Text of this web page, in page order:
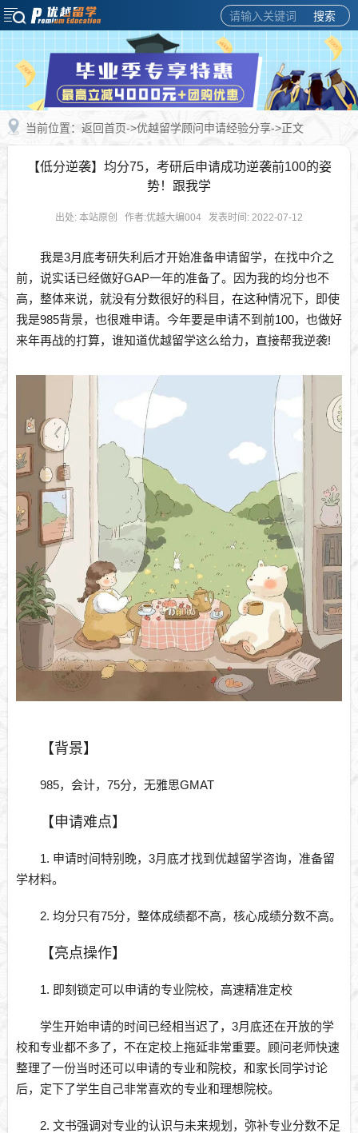
搜索
当前位置： 返回首页->优越留学顾问申请经验分享->正文
【低分逆袭】均分75，考研后申请成功逆袭前100的姿
势！跟我学
出处: 本站原创 作者:优越大编004 发表时间: 2022-07-12
我是3月底考研失利后才开始准备申请留学，在找中介之
前，说实话已经做好GAP一年的准备了。因为我的均分也不
高，整体来说，就没有分数很好的科目，在这种情况下，即使
我是985背景，也很难申请。今年要是申请不到前100，也做好
来年再战的打算，谁知道优越留学这么给力，直接帮我逆袭!
【背景】
985，会计，75分，无雅思GMAT
【申请难点】
1. 申请时间特别晚，3月底才找到优越留学咨询，准备留
学材料。
2. 均分只有75分，整体成绩都不高，核心成绩分数不高。
【亮点操作】
1. 即刻锁定可以申请的专业院校，高速精准定校
学生开始申请的时间已经相当迟了，3月底还在开放的学
校和专业都不多了，不在定校上拖延非常重要。顾问老师快速
整理了一份当时还可以申请的专业和院校，和家长同学讨论
后，定下了学生自己非常喜欢的专业和理想院校。
2. 文书强调对专业的认识与未来规划，弥补专业分数不足